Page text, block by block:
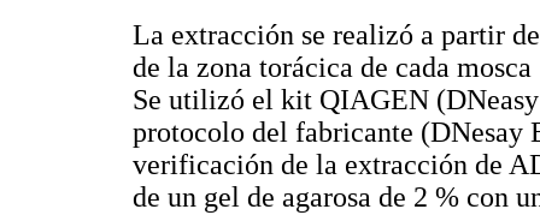
La extracción se realizó a partir
de la zona torácica de cada
Se utilizó el kit QIAGEN
protocolo del fabricante (DNesay
verificación de la extracción de
de un gel de agarosa de 2 % con